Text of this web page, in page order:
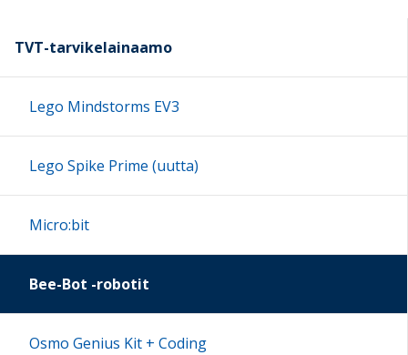
12:00
16:00
17:00
TVT-tarvikelainaamo
Lego Mindstorms EV3
Lego Spike Prime (uutta)
Micro:bit
Bee-Bot -robotit
Osmo Genius Kit + Coding